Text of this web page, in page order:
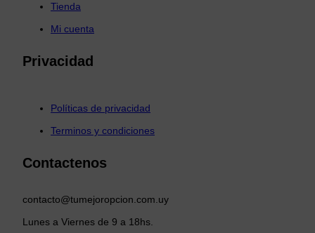
Tienda
Mi cuenta
Privacidad
Políticas de privacidad
Terminos y condiciones
Contactenos
contacto@tumejoropcion.com.uy
Lunes a Viernes de 9 a 18hs.